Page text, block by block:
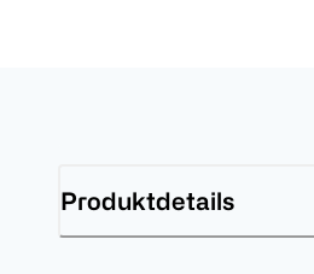
Produktdetails